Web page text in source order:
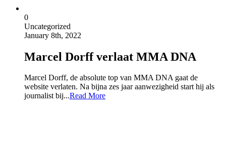
0
Uncategorized
January 8th, 2022
Marcel Dorff verlaat MMA DNA
Marcel Dorff, de absolute top van MMA DNA gaat de
website verlaten. Na bijna zes jaar aanwezigheid start hij als
journalist bij...Read More